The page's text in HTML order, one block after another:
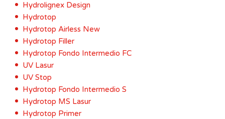
Hydrolignex Design
Hydrotop
Hydrotop Airless New
Hydrotop Filler
Hydrotop Fondo Intermedio FC
UV Lasur
UV Stop
Hydrotop Fondo Intermedio S
Hydrotop MS Lasur
Hydrotop Primer